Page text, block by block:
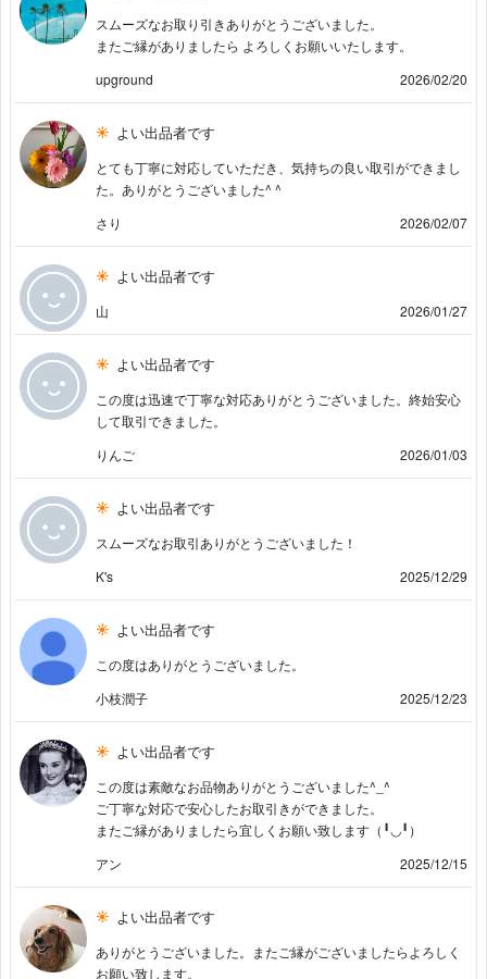
スムーズなお取り引きありがとうございました。
またご縁がありましたら よろしくお願いいたします。
upground
2026/02/20
よい出品者です
とても丁寧に対応していただき、気持ちの良い取引ができまし
た。ありがとうございました^ ^
さり
2026/02/07
よい出品者です
山 2026/01/27
よい出品者です
この度は迅速で丁寧な対応ありがとうございました。終始安心
して取引できました。
りんご
2026/01/03
よい出品者です
スムーズなお取引ありがとうございました！
K's
2025/12/29
よい出品者です
この度はありがとうございました。
小枝潤子
2025/12/23
よい出品者です
この度は素敵なお品物ありがとうございました^_^
ご丁寧な対応で安心したお取引きができました。
またご縁がありましたら宜しくお願い致します（╹◡╹）
アン
2025/12/15
よい出品者です
ありがとうございました。またご縁がございましたらよろしく
お願い致します。